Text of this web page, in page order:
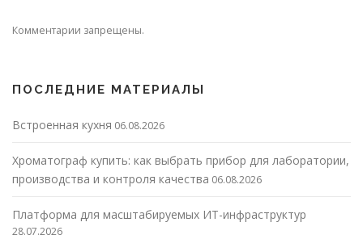
Комментарии запрещены.
ПОСЛЕДНИЕ МАТЕРИАЛЫ
Встроенная кухня 06.08.2026
Хроматограф купить: как выбрать прибор для лаборатории,
производства и контроля качества 06.08.2026
Платформа для масштабируемых ИТ-инфраструктур
28.07.2026